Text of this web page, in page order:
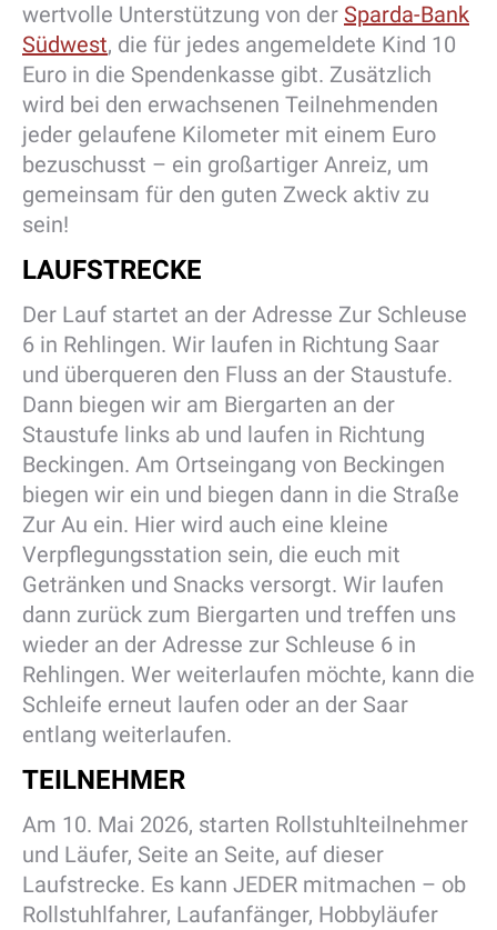
wertvolle Unterstützung von der Sparda-Bank
Südwest, die für jedes angemeldete Kind 10
Euro in die Spendenkasse gibt. Zusätzlich
wird bei den erwachsenen Teilnehmenden
jeder gelaufene Kilometer mit einem Euro
bezuschusst – ein großartiger Anreiz, um
gemeinsam für den guten Zweck aktiv zu
sein!
LAUFSTRECKE
Der Lauf startet an der Adresse Zur Schleuse
6 in Rehlingen. Wir laufen in Richtung Saar
und überqueren den Fluss an der Staustufe.
Dann biegen wir am Biergarten an der
Staustufe links ab und laufen in Richtung
Beckingen. Am Ortseingang von Beckingen
biegen wir ein und biegen dann in die Straße
Zur Au ein. Hier wird auch eine kleine
Verpflegungsstation sein, die euch mit
Getränken und Snacks versorgt. Wir laufen
dann zurück zum Biergarten und treffen uns
wieder an der Adresse zur Schleuse 6 in
Rehlingen. Wer weiterlaufen möchte, kann die
Schleife erneut laufen oder an der Saar
entlang weiterlaufen.
TEILNEHMER
Am 10. Mai 2026, starten Rollstuhlteilnehmer
und Läufer, Seite an Seite, auf dieser
Laufstrecke. Es kann JEDER mitmachen – ob
Rollstuhlfahrer, Laufanfänger, Hobbyläufer